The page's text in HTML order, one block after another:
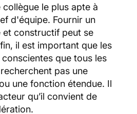
le plus apte à
d'équipe. Fournir un
constructif peut se
il est important que les
que tous les
pas une
une fonction étendue. Il
qu’il convient de